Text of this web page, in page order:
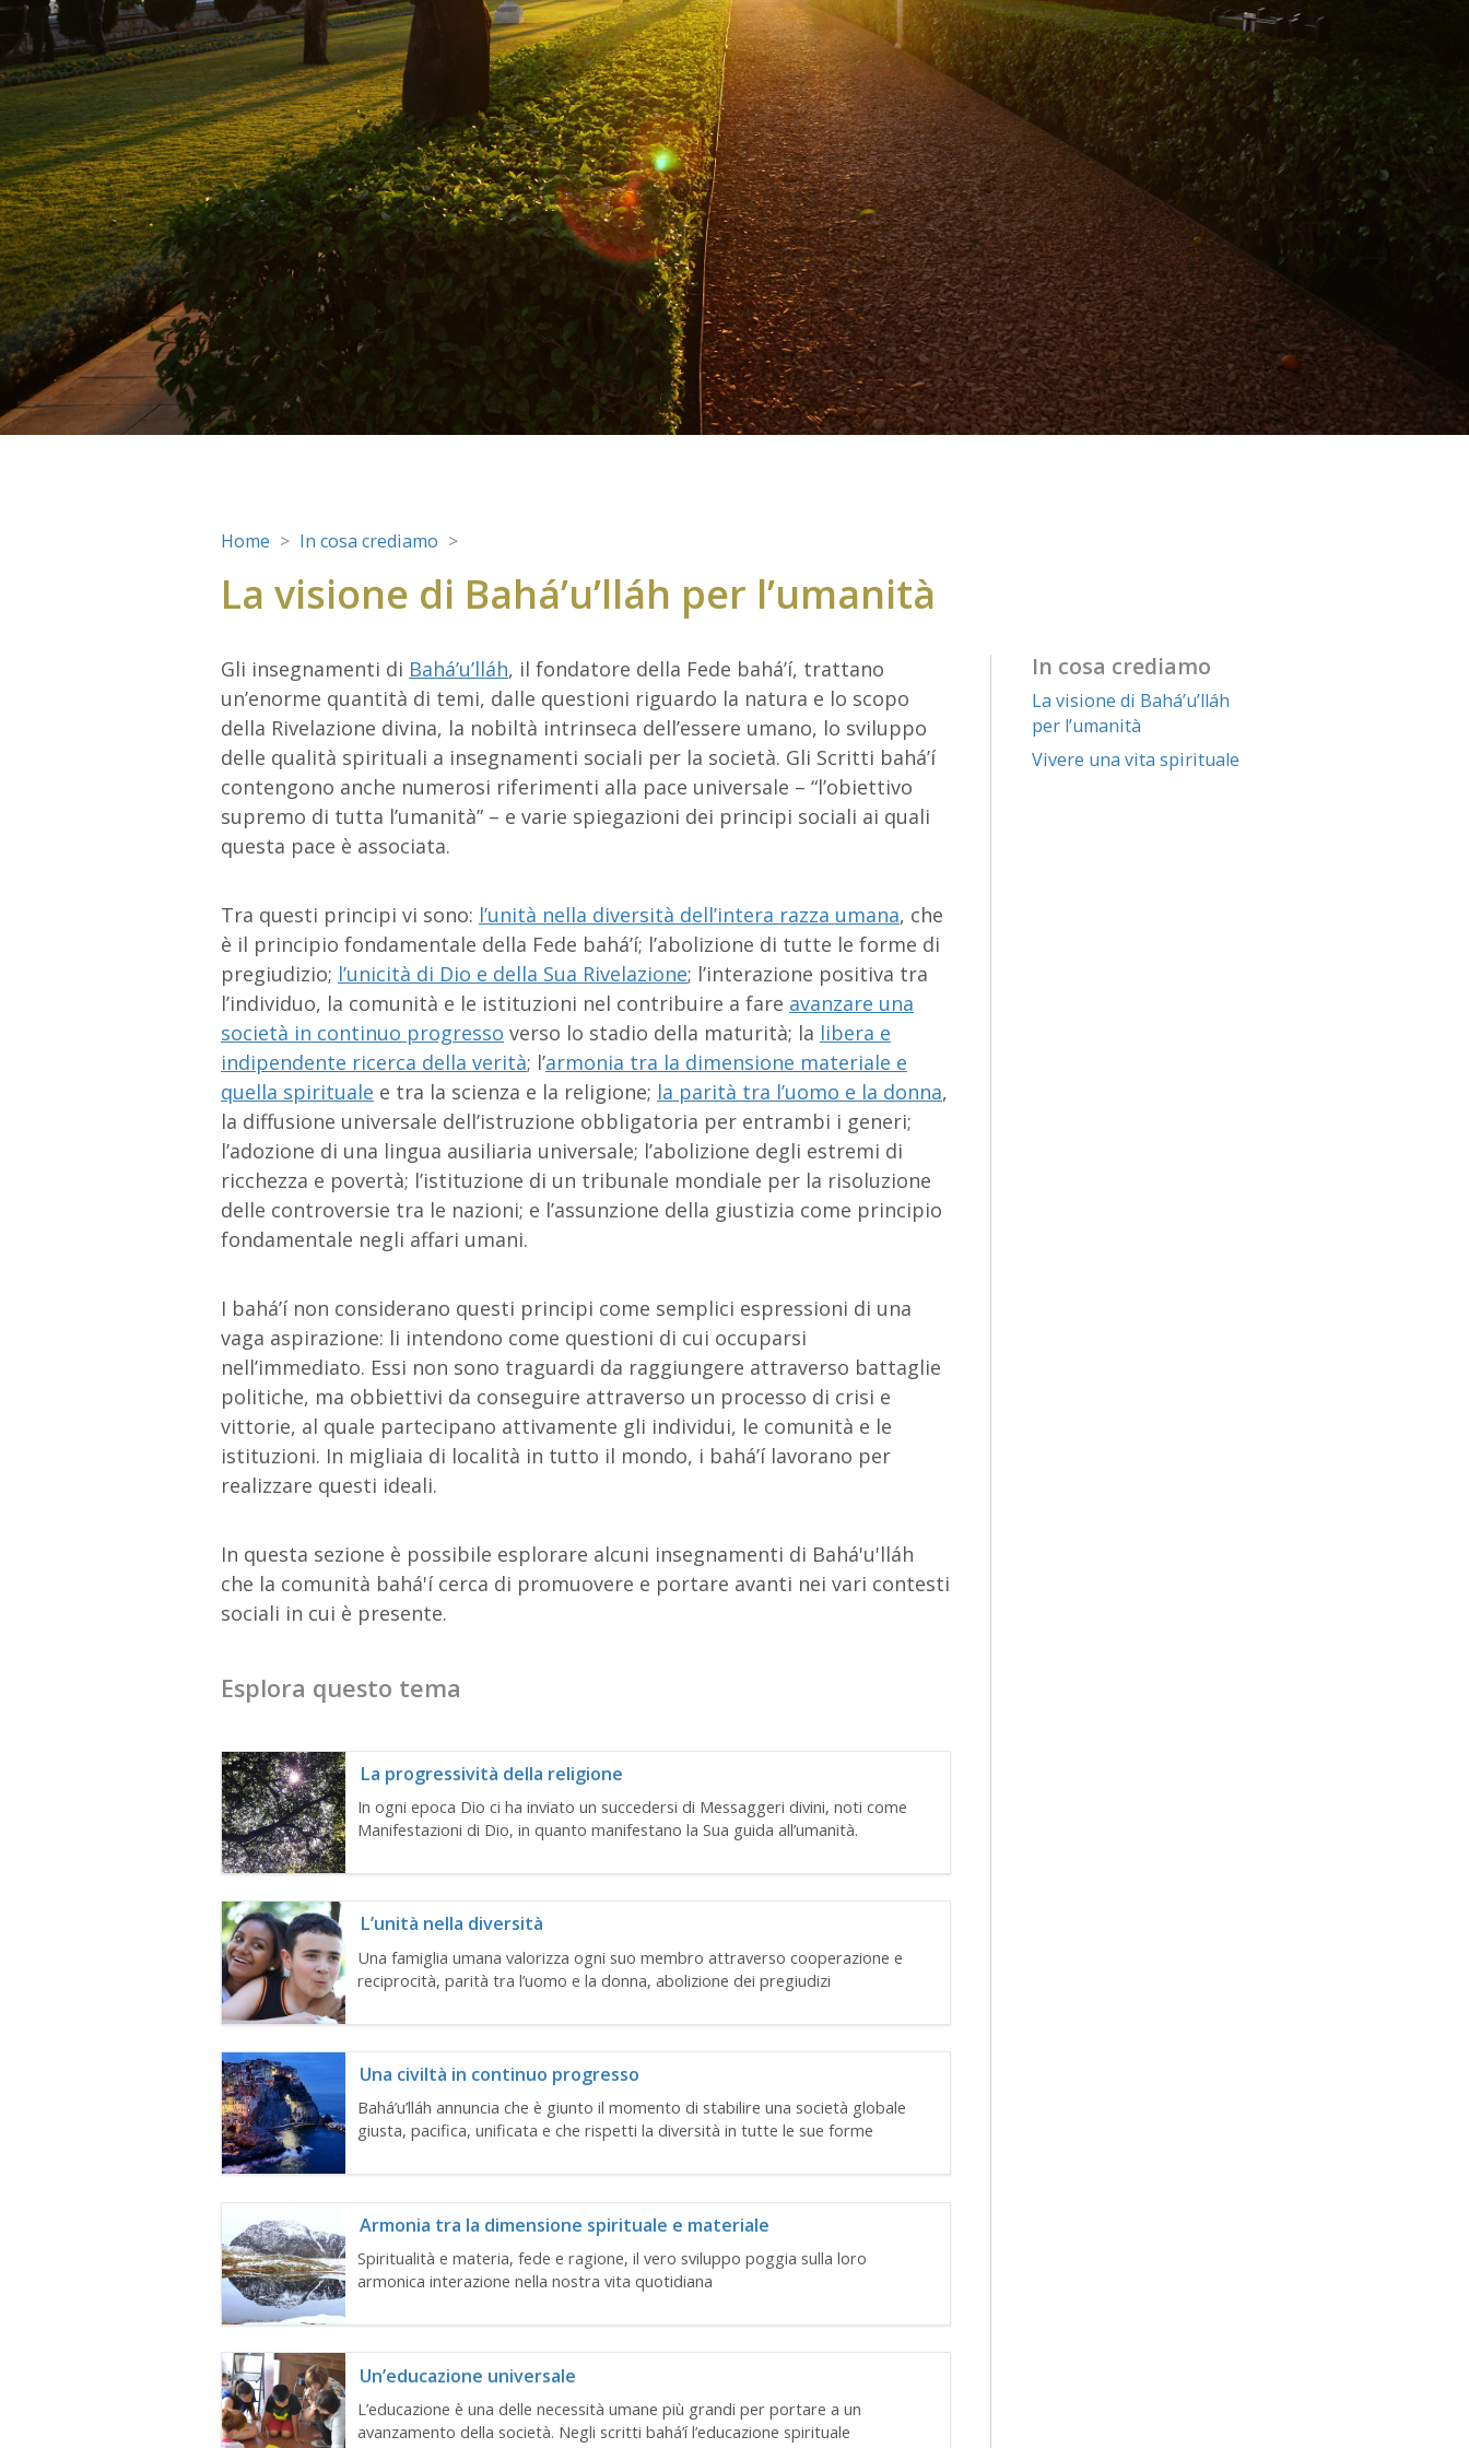
Home In cosa crediamo
La visione di Bahá’u’lláh per l’umanità
Gli insegnamenti di Bahá’u’lláh, il fondatore della Fede bahá’í, trattano
un’enorme quantità di temi, dalle questioni riguardo la natura e lo scopo
della Rivelazione divina, la nobiltà intrinseca dell’essere umano, lo sviluppo
delle qualità spirituali a insegnamenti sociali per la società. Gli Scritti bahá’í
contengono anche numerosi riferimenti alla pace universale – “l’obiettivo
supremo di tutta l’umanità” – e varie spiegazioni dei principi sociali ai quali
questa pace è associata.
Tra questi principi vi sono: l’unità nella diversità dell’intera razza umana, che
è il principio fondamentale della Fede bahá’í; l’abolizione di tutte le forme di
pregiudizio; l’unicità di Dio e della Sua Rivelazione; l’interazione positiva tra
l’individuo, la comunità e le istituzioni nel contribuire a fare avanzare una
società in continuo progresso verso lo stadio della maturità; la libera e
indipendente ricerca della verità; l’armonia tra la dimensione materiale e
quella spirituale e tra la scienza e la religione; la parità tra l’uomo e la donna,
la diffusione universale dell’istruzione obbligatoria per entrambi i generi;
l’adozione di una lingua ausiliaria universale; l’abolizione degli estremi di
ricchezza e povertà; l’istituzione di un tribunale mondiale per la risoluzione
delle controversie tra le nazioni; e l’assunzione della giustizia come principio
fondamentale negli affari umani.
I bahá’í non considerano questi principi come semplici espressioni di una
vaga aspirazione: li intendono come questioni di cui occuparsi
nell’immediato. Essi non sono traguardi da raggiungere attraverso battaglie
politiche, ma obbiettivi da conseguire attraverso un processo di crisi e
vittorie, al quale partecipano attivamente gli individui, le comunità e le
istituzioni. In migliaia di località in tutto il mondo, i bahá’í lavorano per
realizzare questi ideali.
In questa sezione è possibile esplorare alcuni insegnamenti di Bahá'u'lláh
che la comunità bahá'í cerca di promuovere e portare avanti nei vari contesti
sociali in cui è presente.
Esplora questo tema
La progressività della religione
In ogni epoca Dio ci ha inviato un succedersi di Messaggeri divini, noti come
Manifestazioni di Dio, in quanto manifestano la Sua guida all’umanità.
L’unità nella diversità
Una famiglia umana valorizza ogni suo membro attraverso cooperazione e
reciprocità, parità tra l’uomo e la donna, abolizione dei pregiudizi
Una civiltà in continuo progresso
Bahá’u’lláh annuncia che è giunto il momento di stabilire una società globale
giusta, pacifica, unificata e che rispetti la diversità in tutte le sue forme
Armonia tra la dimensione spirituale e materiale
Spiritualità e materia, fede e ragione, il vero sviluppo poggia sulla loro
armonica interazione nella nostra vita quotidiana
Un’educazione universale
L’educazione è una delle necessità umane più grandi per portare a un
avanzamento della società. Negli scritti bahá’í l’educazione spirituale
In cosa crediamo
La visione di Bahá’u’lláh
per l’umanità
Vivere una vita spirituale